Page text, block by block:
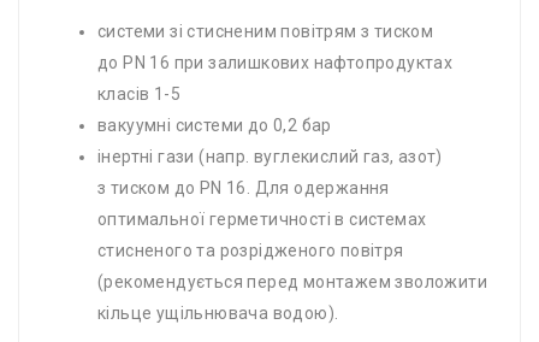
системи зі стисненим повітрям з тиском
до PN 16 при залишкових нафтопродуктах
класів 1-5
вакуумні системи до 0,2 бар
інертні гази (напр. вуглекислий газ, азот)
з тиском до PN 16. Для одержання
оптимальної герметичності в системах
стисненого та розрідженого повітря
(рекомендується перед монтажем зволожити
кільце ущільнювача водою).